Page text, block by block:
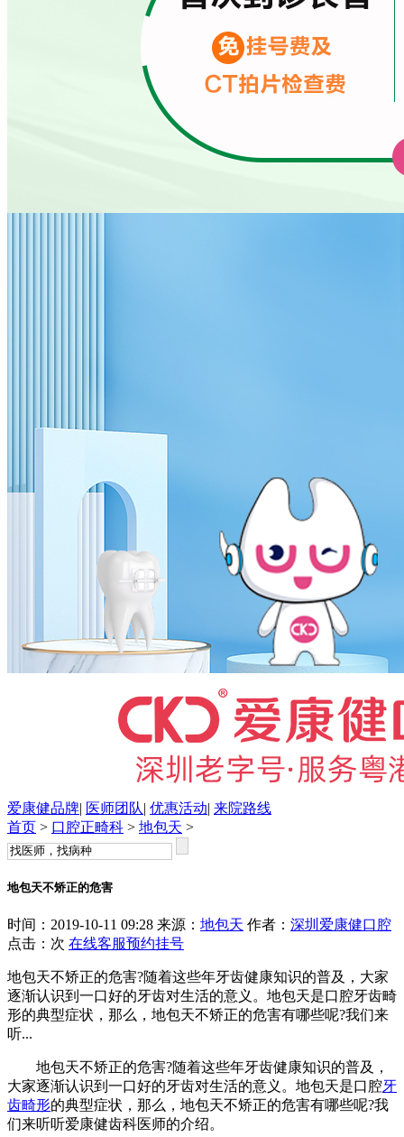
爱康健品牌| 医师团队| 优惠活动| 来院路线
首页 > 口腔正畸科 > 地包天 >
地包天不矫正的危害
时间：2019-10-11 09:28 来源： 地包天 作者： 深圳爱康健口腔
点击： 次 在线客服预约挂号
地包天不矫正的危害?随着这些年牙齿健康知识的普及，大家
逐渐认识到一口好的牙齿对生活的意义。地包天是口腔牙齿畸
形的典型症状，那么，地包天不矫正的危害有哪些呢?我们来
听...
地包天不矫正的危害?随着这些年牙齿健康知识的普及，
大家逐渐认识到一口好的牙齿对生活的意义。地包天是口腔牙
齿畸形的典型症状，那么，地包天不矫正的危害有哪些呢?我
们来听听爱康健齿科医师的介绍。